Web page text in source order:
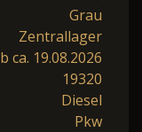
Grau
Zentrallager
ca. 19.08.2026
19320
Diesel
Pkw